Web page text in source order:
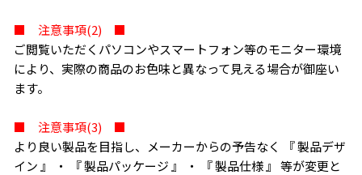
■ 注意事項(2) ■
ご閲覧いただくパソコンやスマートフォン等のモニター環境
により、実際の商品のお色味と異なって見える場合が御座い
ます。
■ 注意事項(3) ■
より良い製品を目指し、メーカーからの予告なく 『 製品デザ
イン 』 ・ 『 製品パッケージ 』 ・ 『 製品仕様 』 等が変更と